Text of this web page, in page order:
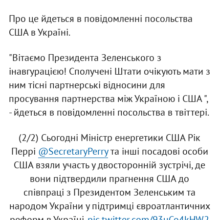
Про це йдеться в повідомленні посольства
США в Україні.
"Вітаємо Президента Зеленського з
інавгурацією! Сполучені Штати очікують мати з
ним тісні партнерські відносини для
просування партнерства між Україною і США ",
- йдеться в повідомленні посольства в твіттері.
(2/2) Сьогодні Міністр енергетики США Рік
Перрі @SecretaryPerryта інші посадові особи
США взяли участь у двосторонній зустрічі, де
вони підтвердили прагнення США до
співпраці з Президентом Зеленським та
народом України у підтримці євроатлантичних